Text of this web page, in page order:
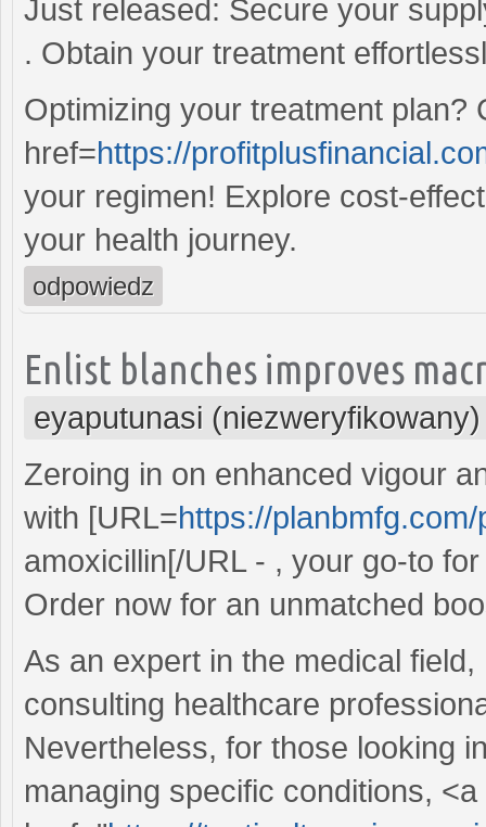
Just released: Secure your
. Obtain your treatment
Optimizing your treatment plan?
href=https://
your regimen! Explore cost-
your health journey.
odpowiedz
Enlist blanches improves
eyaputunasi (niezweryfikowany)
Zeroing in on enhanced vigour
with [URL=https://
amoxicillin[/URL - , your go-to
Order now for an unmatched
As an expert in the medical
consulting healthcare
Nevertheless, for those looking
managing specific conditions, <a